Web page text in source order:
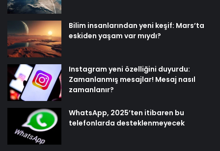
Bilim insanlarından yeni keşif: Mars’ta
eskiden yaşam var mıydı?
Instagram yeni özelliğini duyurdu:
Zamanlanmış mesajlar! Mesaj nasıl
zamanlanır?
WhatsApp, 2025’ten itibaren bu
telefonlarda desteklenmeyecek